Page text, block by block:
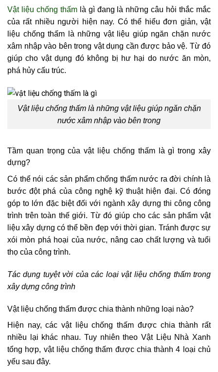
Vật liệu chống thấmlà gì đang là những câu hỏi thắc mắc
của rất nhiều người hiện nay. Có thể hiểu đơn giản, vật
liệu chống thấm là những vật liệu giúp ngăn chặn nước
xâm nhập vào bên trong vật dụng cần được bảo vệ. Từ đó
giúp cho vật dụng đó không bị hư hại do nước ăn mòn,
phá hủy cấu trúc.
Vật liệu chống thấm là những vật liệu giúp ngăn chặn
nước xâm nhập vào bên trong
Tầm quan trọng của vật liệu chống thấm là gì trong xây
dựng?
Có thể nói các sản phẩm chống thấm nước ra đời chính là
bước đột phá của công nghệ kỹ thuật hiện đại. Có đóng
góp to lớn đặc biệt đối với ngành xây dựng thi công công
trình trên toàn thế giới. Từ đó giúp cho các sản phẩm vật
liệu xây dựng có thể bền đẹp với thời gian. Tránh được sự
xói mòn phá hoại của nước, nâng cao chất lượng và tuổi
thọ của công trình.
Tác dụng tuyệt vời của các loại vật liệu chống thấm trong
xây dựng công trình
Vật liệu chống thấm được chia thành những loại nào?
Hiện nay, các vật liệu chống thấm được chia thành rất
nhiều lại khác nhau. Tuy nhiên theo Vật Liệu Nhà Xanh
tổng hợp, vật liệu chống thấm được chia thành 4 loại chủ
yếu sau đây.